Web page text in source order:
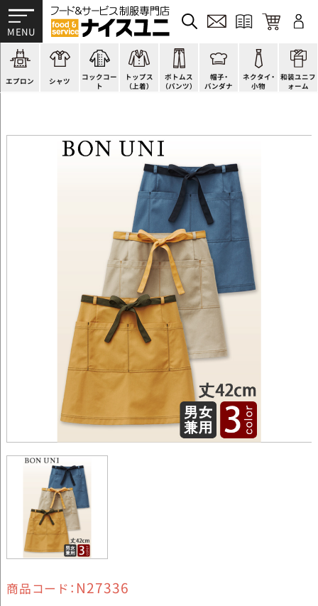
エプロン
かぶり型
スモック風
厨房用
ラップエプロン
シャツ
ピンタック
Tシャツ
ポロシャツ
和風シャツ(Asian)コックコー
ト
ショップコート
スタンダード
ファッション
キッズ
トップス
（上着）
法被(はっぴ)
調理白衣
カットソー
ジャンバー
ボトムス
（パンツ）
イージーパンツ
ワンピース
厨房シューズ
フロアシューズ
帽子・
バンダナ
洋帽子
コック帽
衛生帽子
ヘアネット
ネクタイ・
小物
ネクタイ
蝶ネクタイ
リボン・スカーフ
クロスタイ
和装ユニフ
ォーム
帯
草履、足袋など
着付小物
きもの
商品コード： N27336